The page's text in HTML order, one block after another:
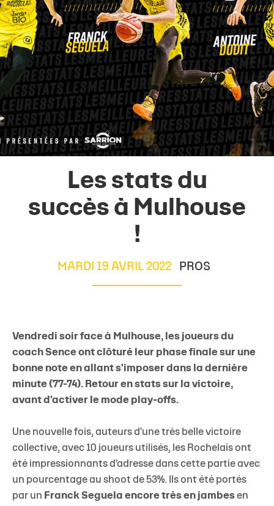
Les stats du
succès à Mulhouse
!
MARDI 19 AVRIL 2022 PROS
Vendredi soir face à Mulhouse, les joueurs du
coach Sence ont clôturé leur phase finale sur une
bonne note en allant s'imposer dans la dernière
minute (77-74). Retour en stats sur la victoire,
avant d'activer le mode play-offs.
Une nouvelle fois, auteurs d'une très belle victoire
collective, avec 10 joueurs utilisés, les Rochelais ont
été impressionnants d'adresse dans cette partie avec
un pourcentage au shoot de 53%. Ils ont été portés
par un Franck Seguela encore très en jambes en